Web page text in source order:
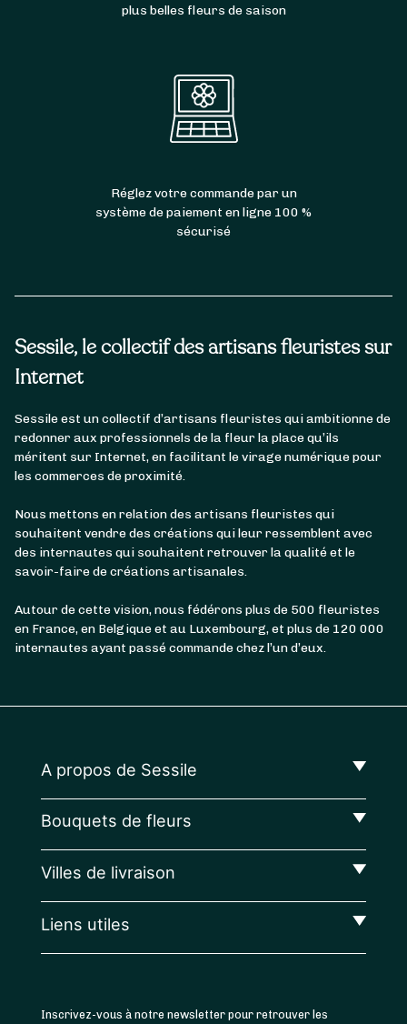
Sessile, le collectif des artisans fleuristes sur
Internet
Sessile est un collectif d’artisans fleuristes qui ambitionne de
redonner aux professionnels de la fleur la place qu’ils
méritent sur Internet, en facilitant le virage numérique pour
les commerces de proximité.
Nous mettons en relation des artisans fleuristes qui
souhaitent vendre des créations qui leur ressemblent avec
des internautes qui souhaitent retrouver la qualité et le
savoir-faire de créations artisanales.
Autour de cette vision, nous fédérons plus de 500 fleuristes
en France, en Belgique et au Luxembourg, et plus de 120 000
internautes ayant passé commande chez l’un d’eux.
plus belles fleurs de saison
Réglez votre commande par un
système de paiement en ligne 100 %
sécurisé
A propos de Sessile
Bouquets de fleurs
Villes de livraison
Liens utiles
Inscrivez-vous à notre newsletter pour retrouver les